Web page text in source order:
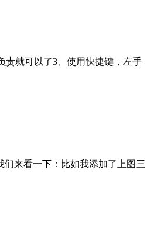
责就可以了3、使用快捷键，左手
来看一下：比如我添加了上图三